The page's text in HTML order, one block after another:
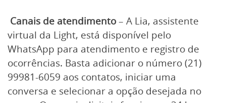
Canais de atendimento– A Lia, assistente
virtual da Light, está disponível pelo
WhatsApp para atendimento e registro de
ocorrências. Basta adicionar o número (21)
99981-6059 aos contatos, iniciar uma
conversa e selecionar a opção desejada no